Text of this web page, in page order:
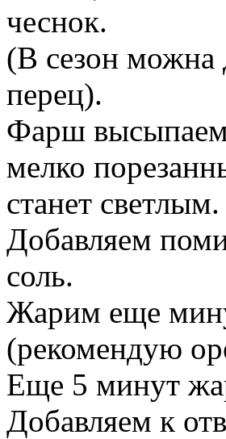
чеснок.
(В сезон можна
перец).
Фарш высыпаем
мелко
станет светлым.
Добавляем
соль.
Жарим еще
(рекомендую
Еще 5 минут
Добавляем к